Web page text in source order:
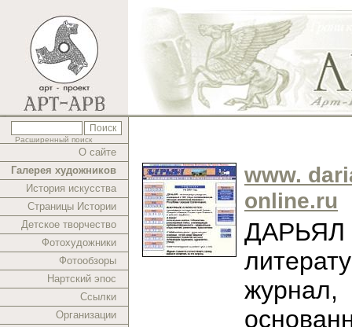
Расширенный поиск
О сайте
Галерея художников
История искусства
Страницы Истории
Детское творчество
Фотохудожники
Фотообзоры
Нартский эпос
Ссылки
Организации
www.
online.ru
ДАРЬЯЛ
журнал,